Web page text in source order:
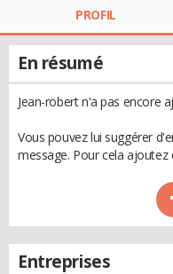
PROFIL
En résumé
Jean-robert n'a pas encore
Vous pouvez lui suggérer
message. Pour cela
Entreprises